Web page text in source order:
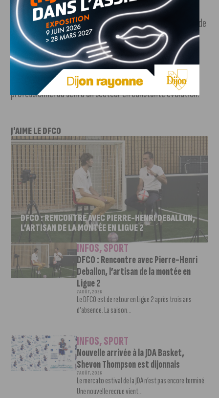
© JPM Partner
Cette édition 2025 de JPM Campus a permis aux étudiants de
repartir avec une vision concrète des métiers de la
communication et du marketing, mais surtout avec
l’inspiration et les clés pour se projeter dans leur futur
professionnel au sein d’un secteur en constante évolution.
J'AIME LE DFCO
DFCO : RENCONTRE AVEC PIERRE-HENRI DEBALLON,
L’ARTISAN DE LA MONTÉE EN LIGUE 2
INFOS,SPORT
DFCO : Rencontre avec Pierre-Henri
Deballon, l’artisan de la montée en
Ligue 2
7 AOÛT, 2026
Le DFCO est de retour en Ligue 2 après trois ans
d’absence. La saison...
INFOS,SPORT
Nouvelle arrivée à la JDA Basket,
Shevon Thompson est dijonnais
7 AOÛT, 2026
Le mercato estival de la JDA n’est pas encore terminé.
Une nouvelle recrue vient...